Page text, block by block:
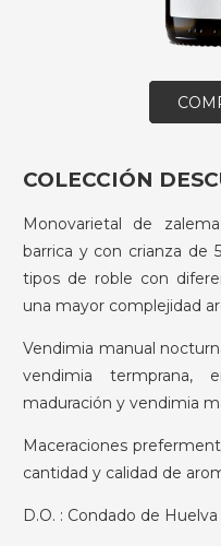
COLECCIÓN
Monovarietal de
barrica y con crianza de
tipos de roble con
una mayor complejidad
Vendimia manual
vendimia
maduración y vendimia
Maceraciones
cantidad y calidad de
D.O. : Condado de Huelva